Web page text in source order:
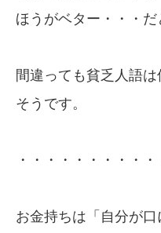
ほうがベター・・・だ
間違っても貧乏人語
そうです。
・・・・・・・・・・
お金持ちは「自分が